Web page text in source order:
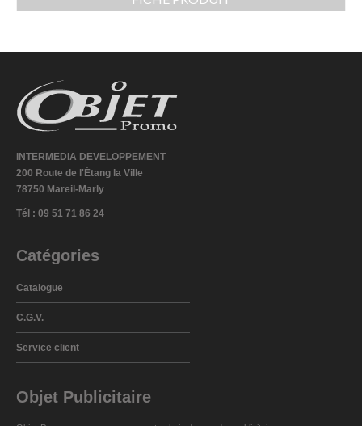
INTERMEDIA DEVELOPPEMENT
200 Route de l'Étang la Ville
78750 Mareil-Marly
Tél : 09 51 71 86 24
Catégories
Catalogue
C.G.V.
Service client
Objet Publicitaire